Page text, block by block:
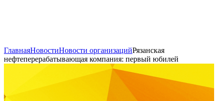
ГлавнаяНовостиНовости организацийРязанская
нефтеперерабатывающая компания: первый юбилей